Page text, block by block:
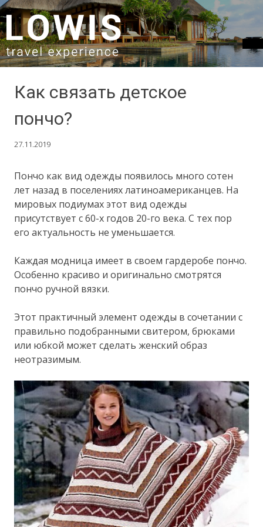
SKIP TO CONTENT
Как связать детское
пончо?
27.11.2019
Пончо как вид одежды появилось много сотен
лет назад в поселениях латиноамериканцев. На
мировых подиумах этот вид одежды
присутствует с 60-х годов 20-го века. С тех пор
его актуальность не уменьшается.
Каждая модница имеет в своем гардеробе пончо.
Особенно красиво и оригинально смотрятся
пончо ручной вязки.
Этот практичный элемент одежды в сочетании с
правильно подобранными свитером, брюками
или юбкой может сделать женский образ
неотразимым.